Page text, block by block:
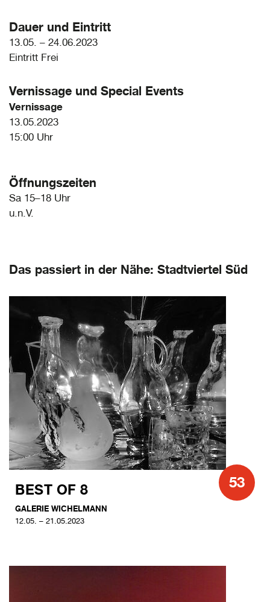
Dauer und Eintritt
13.05. – 24.06.2023
Eintritt Frei
Vernissage und Special Events
Vernissage
13.05.2023
15:00 Uhr
Öffnungszeiten
Sa 15–18 Uhr
u.n.V.
Das passiert in der Nähe: Stadtviertel Süd
53
BEST OF 8
GALERIE WICHELMANN
12.05. – 21.05.2023